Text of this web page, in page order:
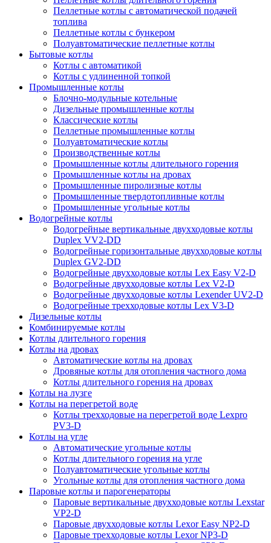
Пеллетные котлы с автоматической подачей
топлива
Пеллетные котлы с бункером
Полуавтоматические пеллетные котлы
Бытовые котлы
Котлы с автоматикой
Котлы с удлиненной топкой
Промышленные котлы
Блочно-модульные котельные
Дизельные промышленные котлы
Классические котлы
Пеллетные промышленные котлы
Полуавтоматические котлы
Производственные котлы
Промышленные котлы длительного горения
Промышленные котлы на дровах
Промышленные пиролизные котлы
Промышленные твердотопливные котлы
Промышленные угольные котлы
Водогрейные котлы
Водогрейные вертикальные двухходовые котлы
Duplex VV2-DD
Водогрейные горизонтальные двухходовые котлы
Duplex GV2-DD
Водогрейные двухходовые котлы Lex Easy V2-D
Водогрейные двухходовые котлы Lex V2-D
Водогрейные двухходовые котлы Lexender UV2-D
Водогрейные трехходовые котлы Lex V3-D
Дизельные котлы
Комбинируемые котлы
Котлы длительного горения
Котлы на дровах
Автоматические котлы на дровах
Дровяные котлы для отопления частного дома
Котлы длительного горения на дровах
Котлы на лузге
Котлы на перегретой воде
Котлы трехходовые на перегретой воде Lexpro
PV3-D
Котлы на угле
Автоматические угольные котлы
Котлы длительного горения на угле
Полуавтоматические угольные котлы
Угольные котлы для отопления частного дома
Паровые котлы и парогенераторы
Паровые вертикальные двухходовые котлы Lexstar
VP2-D
Паровые двухходовые котлы Lexor Easy NP2-D
Паровые трехходовые котлы Lexor NP3-D